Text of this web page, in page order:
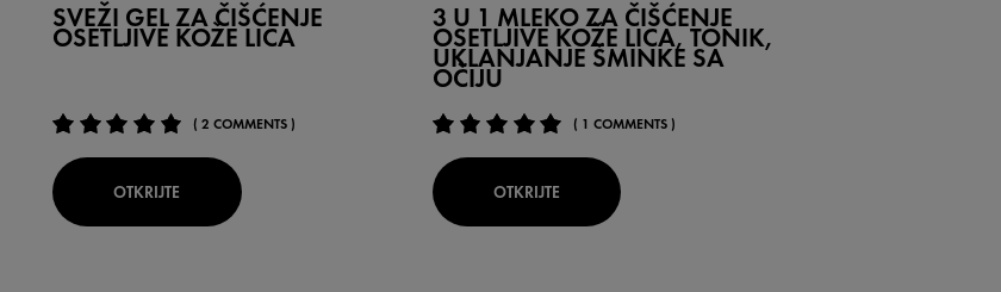
SVEŽI GEL ZA ČIŠĆENJE
OSETLJIVE KOŽE LICA
( 2 COMMENTS )
OTKRIJTE
3 U 1 MLEKO ZA ČIŠĆENJE
OSETLJIVE KOŽE LICA, TONIK,
UKLANJANJE ŠMINKE SA
OČIJU
( 1 COMMENTS )
OTKRIJTE